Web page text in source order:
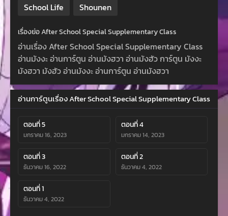
School Life
Shounen
เรื่องย่อ After School Special Supplementary Class
อ่านเรื่อง After School Special Supplementary Class
อ่านมังงะ อ่านการ์ตูน อ่านมังฮวา อ่านมังฮัว การ์ตูน มังงะ
มังฮวา มังฮัว อ่านมังงะ อ่านการ์ตูน อ่านมังฮวา
อ่านการ์ตูนเรื่อง After School Special Supplementary Class
ตอนที่ 5
มกราคม 16, 2023
ตอนที่ 4
มกราคม 14, 2023
ตอนที่ 3
ธันวาคม 16, 2022
ตอนที่ 2
ธันวาคม 4, 2022
ตอนที่ 1
ธันวาคม 4, 2022